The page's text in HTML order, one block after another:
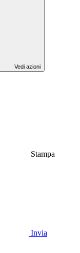
Vedi azioni
Stampa
Invia